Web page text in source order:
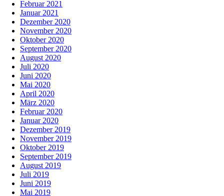
Februar 2021
Januar 2021
Dezember 2020
November 2020
Oktober 2020
September 2020
August 2020
Juli 2020
Juni 2020
Mai 2020
April 2020
März 2020
Februar 2020
Januar 2020
Dezember 2019
November 2019
Oktober 2019
September 2019
August 2019
Juli 2019
Juni 2019
Mai 2019